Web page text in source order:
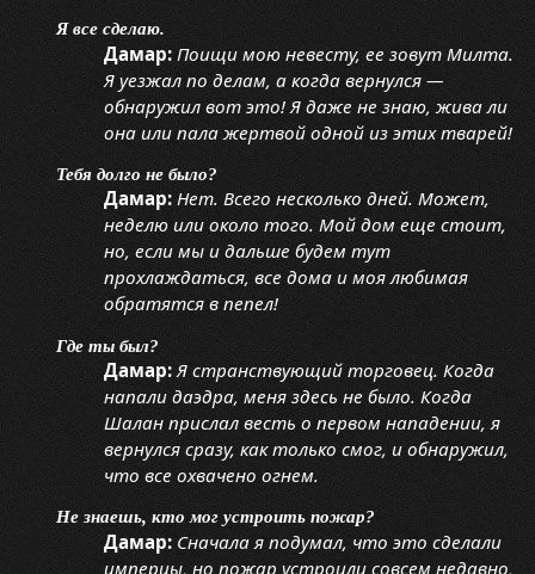
Я все сделаю.
Дамар: Поищи мою невесту, ее зовут Милта.
Я уезжал по делам, а когда вернулся —
обнаружил вот это! Я даже не знаю, жива ли
она или пала жертвой одной из этих тварей!
Тебя долго не было?
Дамар: Нет. Всего несколько дней. Может,
неделю или около того. Мой дом еще стоит,
но, если мы и дальше будем тут
прохлаждаться, все дома и моя любимая
обратятся в пепел!
Где ты был?
Дамар: Я странствующий торговец. Когда
напали даэдра, меня здесь не было. Когда
Шалан прислал весть о первом нападении, я
вернулся сразу, как только смог, и обнаружил,
что все охвачено огнем.
Не знаешь, кто мог устроить пожар?
Дамар: Сначала я подумал, что это сделали
имперцы, но пожар устроили совсем недавно,